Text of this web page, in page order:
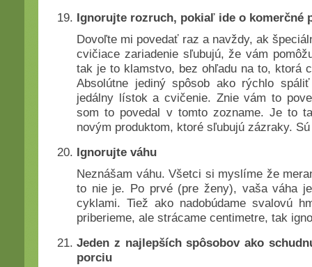
Ignorujte rozruch, pokiaľ ide o komerčné
Dovoľte mi povedať raz a navždy, ak
cvičiace zariadenie sľubujú, že vám
tak je to klamstvo, bez ohľadu na to, ktorá
Absolútne jediný spôsob ako rýchlo
jedálny lístok a cvičenie. Znie vám to
som to povedal v tomto zozname. Je to
novým produktom, ktoré sľubujú zázraky.
Ignorujte váhu
Neznášam váhu. Všetci si myslíme že
to nie je. Po prvé (pre ženy), vaša váha
cyklami. Tiež ako nadobúdame svalovú
priberieme, ale strácame centimetre, tak
Jeden z najlepších spôsobov ako
porciu